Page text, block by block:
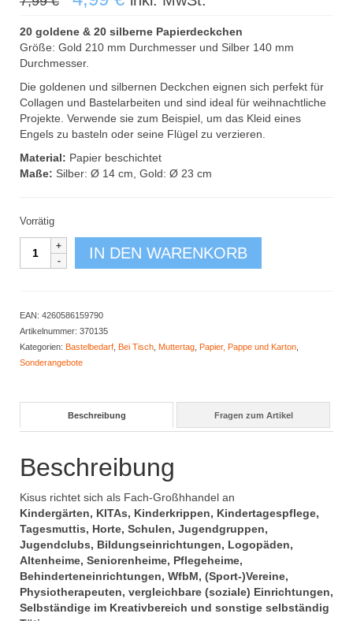
Preis
war:
7,99 €
ist:
4,99 €.
20 goldene & 20 silberne Papierdeckchen
Größe: Gold 210 mm Durchmesser und Silber 140 mm
Durchmesser.
Die goldenen und silbernen Deckchen eignen sich perfekt für
Collagen und Bastelarbeiten und sind ideal für weihnachtliche
Projekte. Verwende sie zum Beispiel, um das Kleid eines
Engels zu basteln oder seine Flügel zu verzieren.
Material: Papier beschichtet
Maße: Silber: Ø 14 cm, Gold: Ø 23 cm
Vorrätig
Spitzendeckchen
40er
IN DEN WARENKORB
EAN: 4260586159790
Artikelnummer: 370135
Kategorien: Bastelbedarf Bei Tisch Muttertag Papier, Pappe und Karton
Sonderangebote
Beschreibung Fragen zum Artikel
Beschreibung
Kisus richtet sich als Fach-Großhhandel an
Kindergärten, KITAs, Kinderkrippen, Kindertagespflege,
Tagesmuttis, Horte, Schulen, Jugendgruppen,
Jugendclubs, Bildungseinrichtungen, Logopäden,
Altenheime, Seniorenheime, Pflegeheime,
Behinderteneinrichtungen, WfbM, (Sport-)Vereine,
Physiotherapeuten, vergleichbare (soziale) Einrichtungen,
Selbständige im Kreativbereich und sonstige selbständig